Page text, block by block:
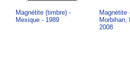
Magnétite (timbre) -
Mexique - 1989
Magnétite
Morbihan,
2008